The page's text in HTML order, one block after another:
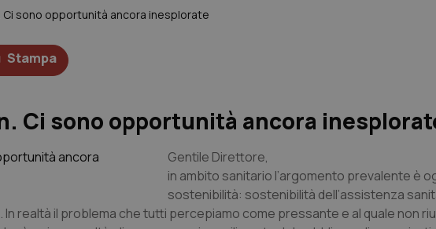
Ci sono opportunità ancora inesplorate
Stampa
Ci sono opportunità ancora
Gentile Direttore,
in ambito sanitario l’argomento prevalente è
sostenibilità: sostenibilità dell’assistenza
realtà il problema che tutti percepiamo come pressante e al quale non